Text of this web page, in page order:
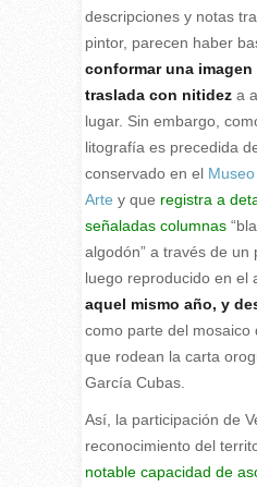
descripciones y notas
pintor, parecen haber
conformar una
traslada con nitideza
lugar. Sin embargo,
litografía es precedida
conservado en el
Arte y que registra a
señaladas columnas
algodón” a través de un
luego reproducido en el
aquel mismo año, y
como parte del mosaico
que rodean la carta
García Cubas.
Así, la participación de
reconocimiento del
notable capacidad de